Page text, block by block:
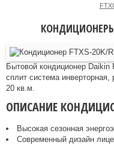
КОНДИЦИОНЕРЫ
Бытовой кондиционер
сплит система
20 кв.м.
ОПИСАНИЕ
Высокая сезонная
Современный дизайн